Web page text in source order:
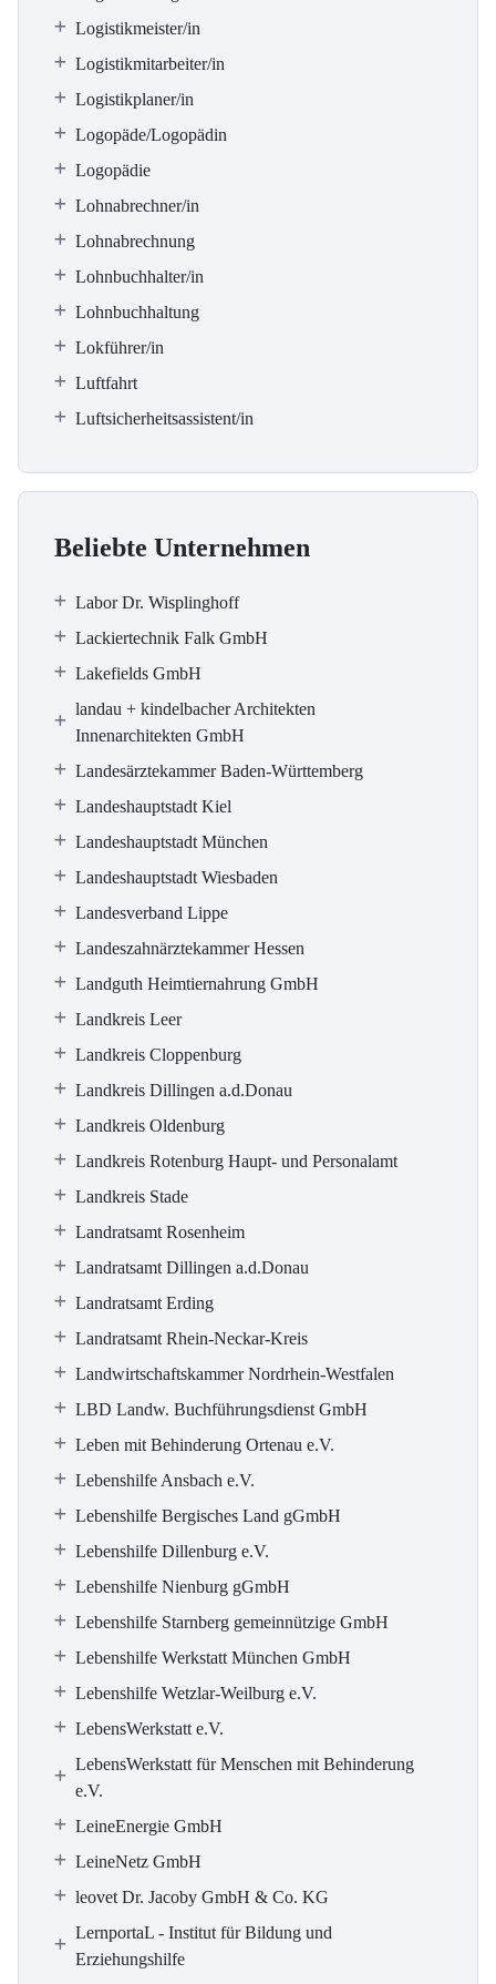
Logistikmeister/in
Logistikmitarbeiter/in
Logistikplaner/in
Logopäde/Logopädin
Logopädie
Lohnabrechner/in
Lohnabrechnung
Lohnbuchhalter/in
Lohnbuchhaltung
Lokführer/in
Luftfahrt
Luftsicherheitsassistent/in
Beliebte Unternehmen
Labor Dr. Wisplinghoff
Lackiertechnik Falk GmbH
Lakefields GmbH
landau + kindelbacher Architekten
Innenarchitekten GmbH
Landesärztekammer Baden-Württemberg
Landeshauptstadt Kiel
Landeshauptstadt München
Landeshauptstadt Wiesbaden
Landesverband Lippe
Landeszahnärztekammer Hessen
Landguth Heimtiernahrung GmbH
Landkreis Leer
Landkreis Cloppenburg
Landkreis Dillingen a.d.Donau
Landkreis Oldenburg
Landkreis Rotenburg Haupt- und Personalamt
Landkreis Stade
Landratsamt Rosenheim
Landratsamt Dillingen a.d.Donau
Landratsamt Erding
Landratsamt Rhein-Neckar-Kreis
Landwirtschaftskammer Nordrhein-Westfalen
LBD Landw. Buchführungsdienst GmbH
Leben mit Behinderung Ortenau e.V.
Lebenshilfe Ansbach e.V.
Lebenshilfe Bergisches Land gGmbH
Lebenshilfe Dillenburg e.V.
Lebenshilfe Nienburg gGmbH
Lebenshilfe Starnberg gemeinnützige GmbH
Lebenshilfe Werkstatt München GmbH
Lebenshilfe Wetzlar-Weilburg e.V.
LebensWerkstatt e.V.
LebensWerkstatt für Menschen mit Behinderung
e.V.
LeineEnergie GmbH
LeineNetz GmbH
leovet Dr. Jacoby GmbH & Co. KG
LernportaL - Institut für Bildung und
Erziehungshilfe